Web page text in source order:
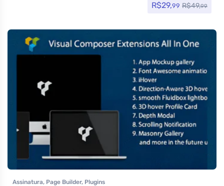
R$29,99 R$49,99
Assinatura, Page Builder, Plugins